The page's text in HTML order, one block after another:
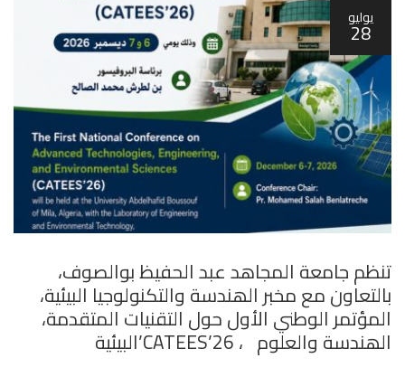
يوليو
28
تنظم جامعة المجاهد عبد الحفيظ بوالصوف،
بالتعاون مع مخبر الھندسة والتكنولوجيا البیئیة،
المؤتمر الوطني الأول حول التقنيات المتقدمة،
الھندسة والعلوم ، CATEES’26’البیئية